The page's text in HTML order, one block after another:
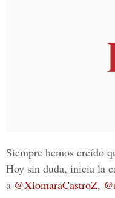
Siempre hemos creído
Hoy sin duda, inicia la
a ⁦ @XiomaraCastroZ⁩, ⁦